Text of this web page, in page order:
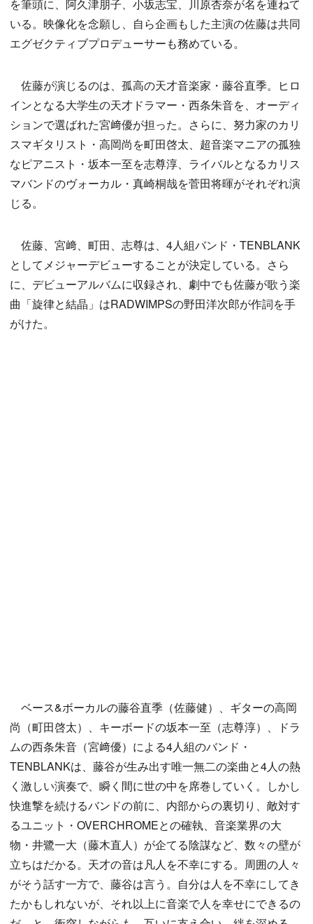
を筆頭に、阿久津朋子、小坂志宝、川原杏奈が名を連ねて
いる。映像化を念願し、自ら企画もした主演の佐藤は共同
エグゼクティブプロデューサーも務めている。
佐藤が演じるのは、孤高の天才音楽家・藤谷直季。ヒロ
インとなる大学生の天才ドラマー・西条朱音を、オーディ
ションで選ばれた宮﨑優が担った。さらに、努力家のカリ
スマギタリスト・高岡尚を町田啓太、超音楽マニアの孤独
なピアニスト・坂本一至を志尊淳、ライバルとなるカリス
マバンドのヴォーカル・真崎桐哉を菅田将暉がそれぞれ演
じる。
佐藤、宮﨑、町田、志尊は、4人組バンド・TENBLANK
としてメジャーデビューすることが決定している。さら
に、デビューアルバムに収録され、劇中でも佐藤が歌う楽
曲「旋律と結晶」はRADWIMPSの野田洋次郎が作詞を手
がけた。
ベース&ボーカルの藤谷直季（佐藤健）、ギターの高岡
尚（町田啓太）、キーボードの坂本一至（志尊淳）、ドラ
ムの西条朱音（宮﨑優）による4人組のバンド・
TENBLANKは、藤谷が生み出す唯一無二の楽曲と4人の熱
く激しい演奏で、瞬く間に世の中を席巻していく。しかし
快進撃を続けるバンドの前に、内部からの裏切り、敵対す
るユニット・OVERCHROMEとの確執、音楽業界の大
物・井鷺一大（藤木直人）が企てる陰謀など、数々の壁が
立ちはだかる。天才の音は凡人を不幸にする。周囲の人々
がそう話す一方で、藤谷は言う。自分は人を不幸にしてき
たかもしれないが、それ以上に音楽で人を幸せにできるの